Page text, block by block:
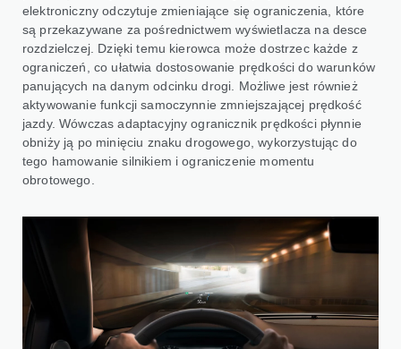
elektroniczny odczytuje zmieniające się ograniczenia, które
są przekazywane za pośrednictwem wyświetlacza na desce
rozdzielczej. Dzięki temu kierowca może dostrzec każde z
ograniczeń, co ułatwia dostosowanie prędkości do warunków
panujących na danym odcinku drogi. Możliwe jest również
aktywowanie funkcji samoczynnie zmniejszającej prędkość
jazdy. Wówczas adaptacyjny ogranicznik prędkości płynnie
obniży ją po minięciu znaku drogowego, wykorzystując do
tego hamowanie silnikiem i ograniczenie momentu
obrotowego.